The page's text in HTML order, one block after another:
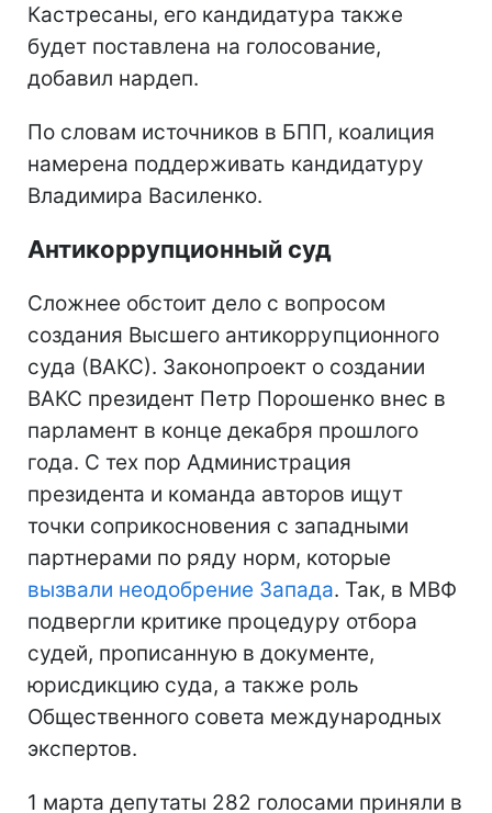
Кастресаны, его кандидатура также
будет поставлена на голосование,
добавил нардеп.
По словам источников в БПП, коалиция
намерена поддерживать кандидатуру
Владимира Василенко.
Антикоррупционный суд
Сложнее обстоит дело с вопросом
создания Высшего антикоррупционного
суда (ВАКС). Законопроект о создании
ВАКС президент Петр Порошенко внес в
парламент в конце декабря прошлого
года. С тех пор Администрация
президента и команда авторов ищут
точки соприкосновения с западными
партнерами по ряду норм, которые
вызвали неодобрение Запада. Так, в МВФ
подвергли критике процедуру отбора
судей, прописанную в документе,
юрисдикцию суда, а также роль
Общественного совета международных
экспертов.
1 марта депутаты 282 голосами приняли в